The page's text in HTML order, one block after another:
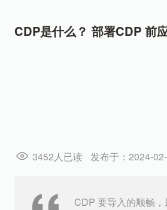
CDP是什么？ 部署CDP 前
3452人已读 发布于：2024-
CDP 要导入的顺畅